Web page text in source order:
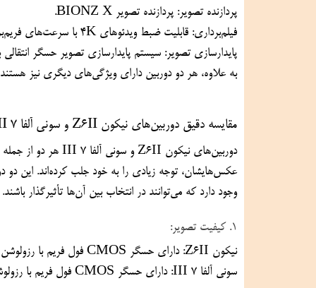
پردازنده تصویر: پردازنده تصویر BIONZ X.
فیلم‌برداری: قابلیت ضبط ویدئوهای 4K با سرعت‌های فریم‌برثی 24، 25 و 30 فریم در ثانیه.
پایدارسازی تصویر: سیستم پایدارسازی تصویر حسگر انتقالی با 5
به علاوه، هر دو دوربین دارای ویژگی‌های دیگری نیز هستند که می‌توانند برای علاقمندان به عکاسی و ویدئوگرافی مفید باشند.
مقایسه دقیق دوربین‌های نیکون Z6II و سونی آلفا 7 III
وجود دارد که می‌توانند در انتخاب بین آن‌ها تأثیرگذار باشند.
1. کیفیت تصویر:
نیکون Z6II: دارای حسگر CMOS فول فریم با رزولوشن 24.5 مگاپیکسل که تصاویر با جزئیات بالا و رنگ‌های زنده ارائه می‌دهد.
سونی آلفا 7 III: دارای حسگر CMOS فول فریم با رزولوشن 24.2 مگاپیکسل که در تصویرسازی حرفه‌ای و کیفیت بالا شناخته می‌شود.